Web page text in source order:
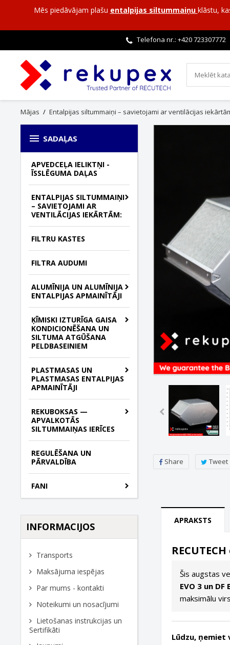
Mēs piedāvājam plašu entalpijas siltummaiņu klāstu,
Telefona nr.: +420723307772
Mājas Entalpijas siltummaiņi – savietojami ar ventilācijas
 SADAĻAS
APVEDCEĻA IELIKTŅI -
ĪSSLĒGUMA DAĻAS
ENTALPIJAS SILTUMMAIŅI
– SAVIETOJAMI AR
VENTILĀCIJAS IEKĀRTĀM:
FILTRU KASTES
FILTRA AUDUMI
ALUMĪNIJA UN ALUMĪNIJA
ENTALPIJAS APMAINĪTĀJI
ĶĪMISKI IZTURĪGA GAISA
KONDICIONĒŠANA UN
SILTUMA ATGŪŠANA
PELDBASEINIEM
PLASTMASAS UN
PLASTMASAS ENTALPIJAS
APMAINĪTĀJI
REKUBOKSAS —
APVALKOTĀS
SILTUMMAIŅAS IERĪCES
REGULĒŠANA UN
PĀRVALDĪBA
FANI
INFORMACIJOS
Transports
Maksājuma iespējas
Par mums - kontakti
Noteikumi un nosacījumi
Lietošanas instrukcijas un
Sertifikāti
Share Tweet
APRAKSTS
Šis augstas
EVO 3 un DF
maksimālu
Lūdzu, ņemiet